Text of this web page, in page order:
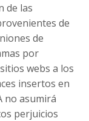
de las
de
de
por
webs a los
insertos en
no asumirá
perjuicios